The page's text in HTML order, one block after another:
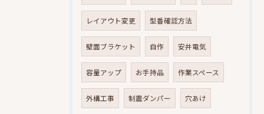
レイアウト変更 型番確認方法
壁面ブラケット 自作 安井電気
容量アップ お手持品 作業スペース
外構工事 制震ダンパー 穴あけ